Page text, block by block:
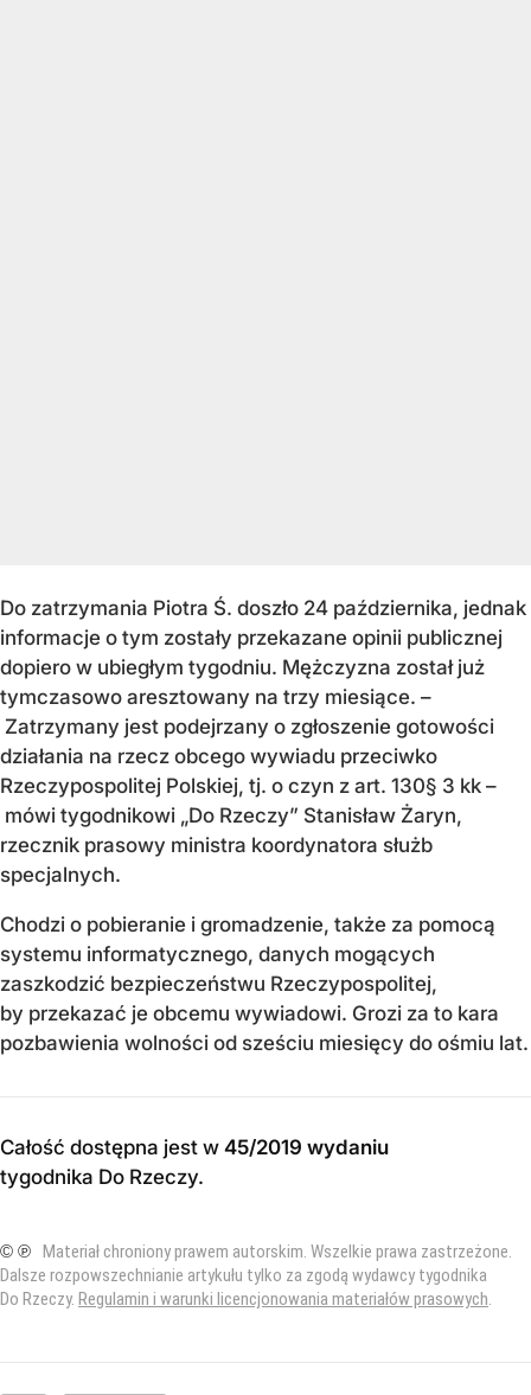
Do zatrzymania Piotra Ś. doszło 24 października, jednak
informacje o tym zostały przekazane opinii publicznej
dopiero w ubiegłym tygodniu. Mężczyzna został już
tymczasowo aresztowany na trzy miesiące. –
Zatrzymany jest podejrzany o zgłoszenie gotowości
działania na rzecz obcego wywiadu przeciwko
Rzeczypospolitej Polskiej, tj. o czyn z art. 130§ 3 kk –
mówi tygodnikowi „Do Rzeczy” Stanisław Żaryn,
rzecznik prasowy ministra koordynatora służb
specjalnych.
Chodzi o pobieranie i gromadzenie, także za pomocą
systemu informatycznego, danych mogących
zaszkodzić bezpieczeństwu Rzeczypospolitej,
by przekazać je obcemu wywiadowi. Grozi za to kara
pozbawienia wolności od sześciu miesięcy do ośmiu lat.
Całość dostępna jest w 45/2019 wydaniu
tygodnika Do Rzeczy.
© ℗ Materiał chroniony prawem autorskim. Wszelkie prawa zastrzeżone.
Dalsze rozpowszechnianie artykułu tylko za zgodą wydawcy tygodnika
Do Rzeczy. Regulamin i warunki licencjonowania materiałów prasowych.